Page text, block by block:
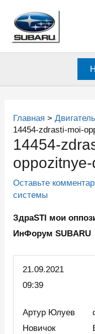
содержимому
Главная
14454-zdrasti-moi-
14454-
Оставьте
системы
ЗдраSTI мои
ИнФорум SUBARU
21.09.2021
09:39
Артур Юлуев
Новичок